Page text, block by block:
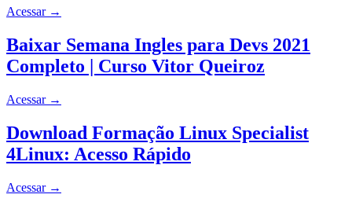
Acessar →
Baixar Semana Ingles para Devs 2021
Completo | Curso Vitor Queiroz
Acessar →
Download Formação Linux Specialist
4Linux: Acesso Rápido
Acessar →